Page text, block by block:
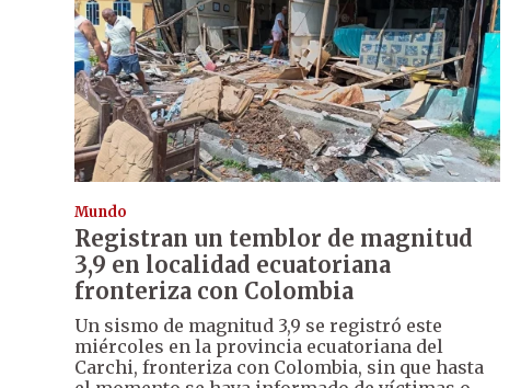
Mundo
Registran un temblor de magnitud
3,9 en localidad ecuatoriana
fronteriza con Colombia
Un sismo de magnitud 3,9 se registró este
miércoles en la provincia ecuatoriana del
Carchi, fronteriza con Colombia, sin que hasta